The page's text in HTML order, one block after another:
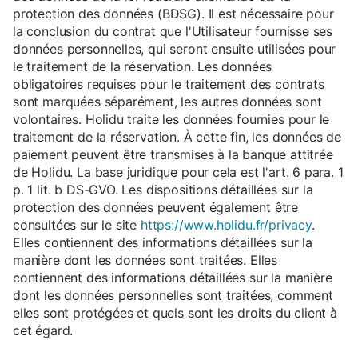
protection des données (BDSG). Il est nécessaire pour
la conclusion du contrat que l'Utilisateur fournisse ses
données personnelles, qui seront ensuite utilisées pour
le traitement de la réservation. Les données
obligatoires requises pour le traitement des contrats
sont marquées séparément, les autres données sont
volontaires. Holidu traite les données fournies pour le
traitement de la réservation. À cette fin, les données de
paiement peuvent être transmises à la banque attitrée
de Holidu. La base juridique pour cela est l'art. 6 para. 1
p. 1 lit. b DS-GVO. Les dispositions détaillées sur la
protection des données peuvent également être
consultées sur le site https://www.holidu.fr/privacy.
Elles contiennent des informations détaillées sur la
manière dont les données sont traitées. Elles
contiennent des informations détaillées sur la manière
dont les données personnelles sont traitées, comment
elles sont protégées et quels sont les droits du client à
cet égard.